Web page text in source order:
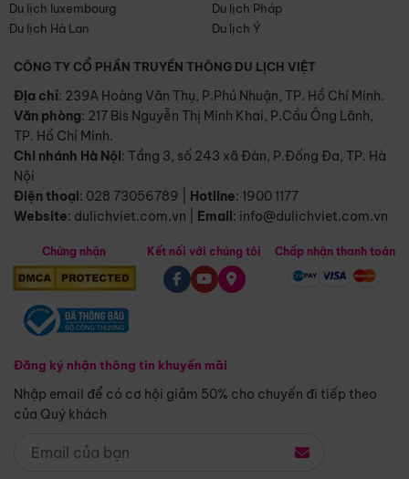
Du lịch luxembourg
Du lịch Pháp
Du lịch Hà Lan
Du lịch Ý
CÔNG TY CỔ PHẦN TRUYỀN THÔNG DU LỊCH VIỆT
Địa chỉ: 239A Hoàng Văn Thụ, P.Phú Nhuận, TP. Hồ Chí Minh.
Văn phòng: 217 Bis Nguyễn Thị Minh Khai, P.Cầu Ông Lãnh,
TP. Hồ Chí Minh.
Chi nhánh Hà Nội: Tầng 3, số 243 xã Đàn, P.Đống Đa, TP. Hà
Nội
Điện thoại: 028 73056789 Hotline: 1900 1177
Website: dulichviet.com.vn Email: info@dulichviet.com.vn
Chứng nhận
Đăng ký nhận thông tin khuyến mãi
Nhập email để có cơ hội giảm 50% cho chuyến đi tiếp theo
của Quý khách
Kết nối với chúng tôi Chấp nhận thanh toán